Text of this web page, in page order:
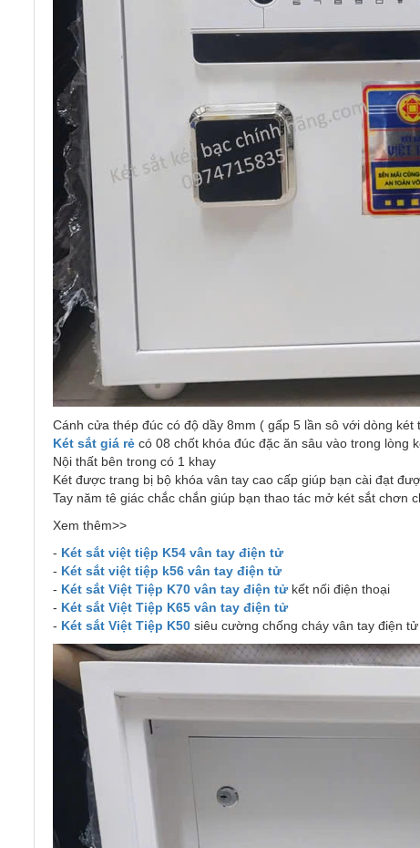
Cánh cửa thép đúc có độ dầy 8mm ( gấp 5 lần sô với dòng
Két sắt giá rẻ có 08 chốt khóa đúc đặc ăn sâu vào trong lòng
Nội thất bên trong có 1 khay
Két được trang bị bộ khóa vân tay cao cấp giúp bạn cài đạt
Tay năm tê giác chắc chắn giúp bạn thao tác mở két sắt
Xem thêm>>
- Két sắt việt tiệp K54 vân tay điện tử
- Két sắt việt tiệp k56 vân tay điện tử
- Két sắt Việt Tiệp K70 vân tay điện tửkết nối điện thoại
- Két sắt Việt Tiệp K65 vân tay điện tử
- Két sắt Việt Tiệp K50 siêu cường chống cháy vân tay điện tử